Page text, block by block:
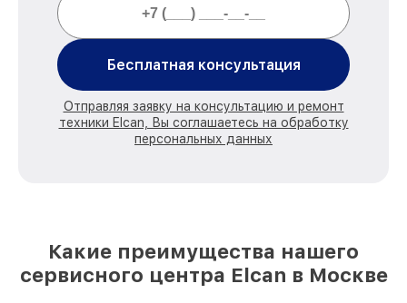
Бесплатная консультация
Отправляя заявку на консультацию и ремонт
техники Elcan, Вы соглашаетесь на обработку
персональных данных
Какие преимущества нашего
сервисного центра Elcan в Москве